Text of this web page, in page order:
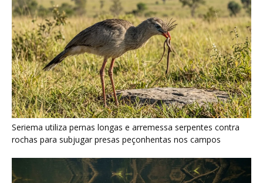
Poraquê sincroniza descargas elétricas em grupo para
amplificar campo elétrico e atordoar cardumes de peixes
maiores na Amazônia